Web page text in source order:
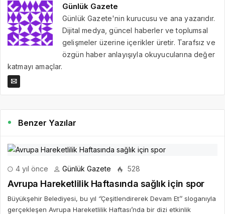
Günlük Gazete
Günlük Gazete'nin kurucusu ve ana yazarıdır.
Dijital medya, güncel haberler ve toplumsal
gelişmeler üzerine içerikler üretir. Tarafsız ve
özgün haber anlayışıyla okuyucularına değer
katmayı amaçlar.
Benzer Yazılar
4 yıl önce Günlük Gazete 528
Avrupa Hareketlilik Haftasında sağlık için spor
Büyükşehir Belediyesi, bu yıl ‘’Çeşitlendirerek Devam Et’’ sloganıyla
gerçekleşen Avrupa Hareketlilik Haftası’nda bir dizi etkinlik